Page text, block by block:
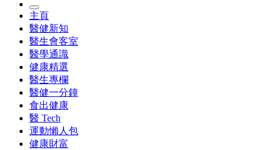
主頁
醫健新知
醫生會客室
醫學通識
健康精選
醫生專欄
醫健一分鐘
食出健康
醫 Tech
運動懶人包
健康財富